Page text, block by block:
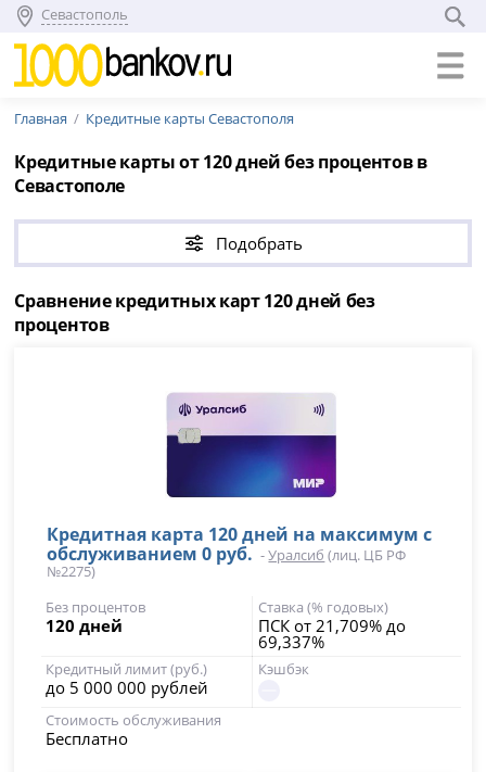
Севастополь
Главная Кредитные карты Севастополя
Кредитные карты от 120 дней без процентов в
Севастополе
Подобрать
Сравнение кредитных карт 120 дней без
процентов
Кредитная карта 120 дней на максимум с
обслуживанием 0 руб. -Уралсиб (лиц. ЦБ РФ
№2275)
Без процентов
120 дней
Ставка (% годовых)
ПСК от 21,709% до
69,337%
Кредитный лимит (руб.)
до 5 000 000 рублей
Кэшбэк
Стоимость обслуживания
Бесплатно